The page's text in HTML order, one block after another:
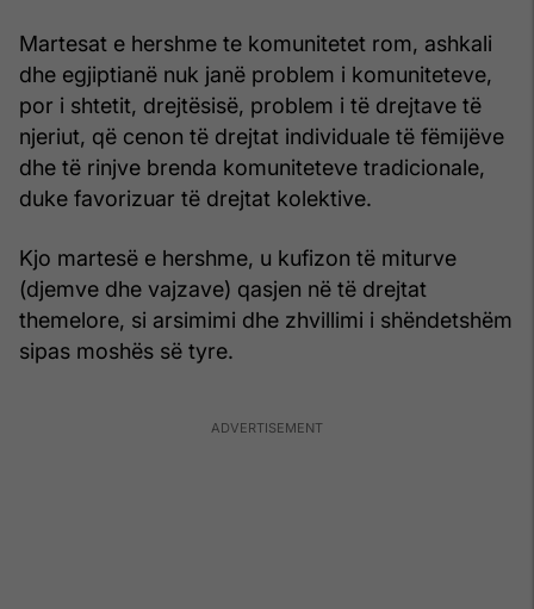
Martesat e hershme te komunitetet rom, ashkali
dhe egjiptianë nuk janë problem i komuniteteve,
por i shtetit, drejtësisë, problem i të drejtave të
njeriut, që cenon të drejtat individuale të fëmijëve
dhe të rinjve brenda komuniteteve tradicionale,
duke favorizuar të drejtat kolektive.
Kjo martesë e hershme, u kufizon të miturve
(djemve dhe vajzave) qasjen në të drejtat
themelore, si arsimimi dhe zhvillimi i shëndetshëm
sipas moshës së tyre.